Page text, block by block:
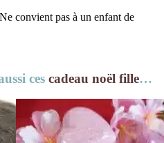
convient pas à un enfant de
ces cadeau noël fille…